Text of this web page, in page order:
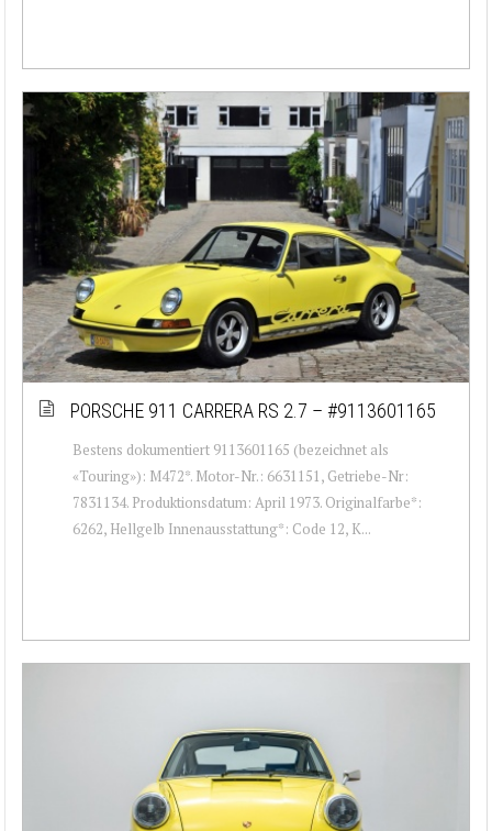
PORSCHE 911 CARRERA RS 2.7 – #9113601165
Bestens dokumentiert 9113601165 (bezeichnet als
«Touring»): M472*. Motor-Nr.: 6631151, Getriebe-Nr:
7831134. Produktionsdatum: April 1973. Originalfarbe*:
6262, Hellgelb Innenausstattung*: Code 12, K...